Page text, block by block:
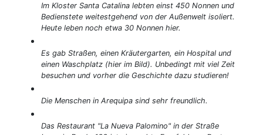
Im Kloster Santa Catalina lebten einst 450 Nonnen und
Bedienstete weitestgehend von der Außenwelt isoliert.
Heute leben noch etwa 30 Nonnen hier.
Es gab Straßen, einen Kräutergarten, ein Hospital und
einen Waschplatz (hier im Bild). Unbedingt mit viel Zeit
besuchen und vorher die Geschichte dazu studieren!
Die Menschen in Arequipa sind sehr freundlich.
Das Restaurant "La Nueva Palomino" in der Straße